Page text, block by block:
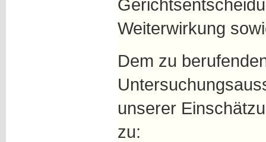
Weiterwirkung
Dem zu
unserer
zu: